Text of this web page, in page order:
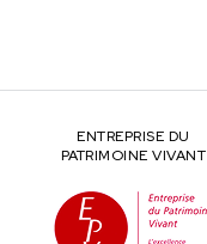
ENTREPRISE DU
PATRIMOINE VIVANT